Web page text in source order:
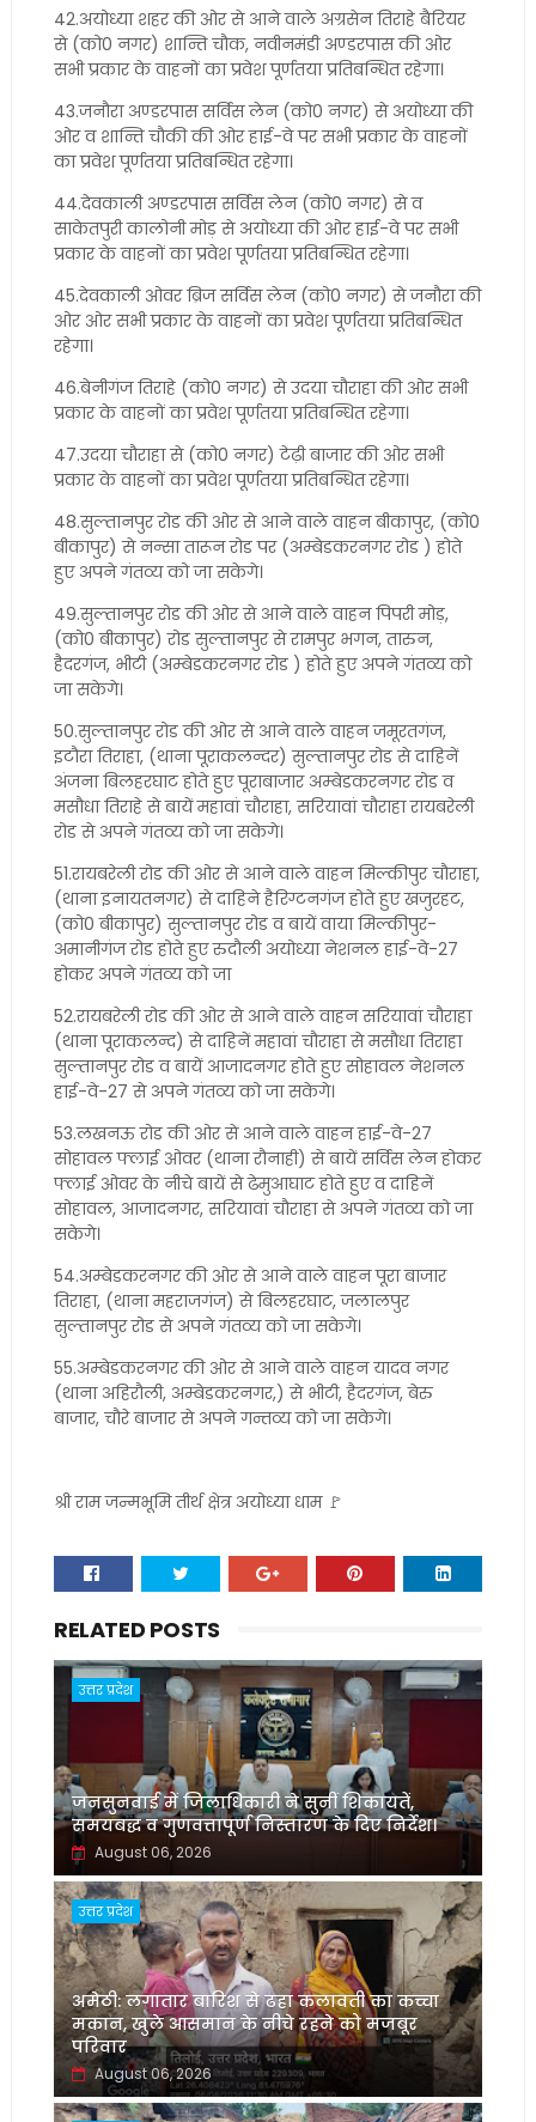
42.अयोध्या शहर की ओर से आने वाले अग्रसेन तिराहे बैरियर
से (को0 नगर) शान्ति चौक, नवीनमंडी अण्डरपास की ओर
सभी प्रकार के वाहनों का प्रवेश पूर्णतया प्रतिबन्धित रहेगा।
43.जनौरा अण्डरपास सर्विस लेन (को0 नगर) से अयोध्या की
ओर व शान्ति चौकी की ओर हाई-वे पर सभी प्रकार के वाहनों
का प्रवेश पूर्णतया प्रतिबन्धित रहेगा।
44.देवकाली अण्डरपास सर्विस लेन (को0 नगर) से व
साकेतपुरी कालोनी मोड़ से अयोध्या की ओर हाई-वे पर सभी
प्रकार के वाहनों का प्रवेश पूर्णतया प्रतिबन्धित रहेगा।
45.देवकाली ओवर ब्रिज सर्विस लेन (को0 नगर) से जनौरा की
ओर ओर सभी प्रकार के वाहनों का प्रवेश पूर्णतया प्रतिबन्धित
रहेगा।
46.बेनीगंज तिराहे (को0 नगर) से उदया चौराहा की ओर सभी
प्रकार के वाहनों का प्रवेश पूर्णतया प्रतिबन्धित रहेगा।
47.उदया चौराहा से (को0 नगर) टेढ़ी बाजार की ओर सभी
प्रकार के वाहनों का प्रवेश पूर्णतया प्रतिबन्धित रहेगा।
48.सुल्तानपुर रोड की ओर से आने वाले वाहन बीकापुर, (को0
बीकापुर) से नन्सा तारून रोड पर (अम्बेडकरनगर रोड ) होते
हुए अपने गंतव्य को जा सकेगे।
49.सुल्तानपुर रोड की ओर से आने वाले वाहन पिपरी मोड़,
(को0 बीकापुर) रोड सुल्तानपुर से रामपुर भगन, तारुन,
हैदरगंज, भीटी (अम्बेडकरनगर रोड ) होते हुए अपने गंतव्य को
जा सकेगे।
50.सुल्तानपुर रोड की ओर से आने वाले वाहन जमूरतगंज,
इटौरा तिराहा, (थाना पूराकलन्दर) सुल्तानपुर रोड से दाहिनें
अंजना बिलहरघाट होते हुए पूराबाजार अम्बेडकरनगर रोड व
मसौधा तिराहे से बायें महावां चौराहा, सरियावां चौराहा रायबरेली
रोड से अपने गंतव्य को जा सकेगे।
51.रायबरेली रोड की ओर से आने वाले वाहन मिल्कीपुर चौराहा,
(थाना इनायतनगर) से दाहिने हैरिग्टनगंज होते हुए खजुरहट,
(को0 बीकापुर) सुल्तानपुर रोड व बायें वाया मिल्कीपुर-
अमानीगंज रोड होते हुए रुदौली अयोध्या नेशनल हाई-वे-27
होकर अपने गंतव्य को जा
52.रायबरेली रोड की ओर से आने वाले वाहन सरियावां चौराहा
(थाना पूराकलन्द) से दाहिनें महावां चौराहा से मसौधा तिराहा
सुल्तानपुर रोड व बायें आजादनगर होते हुए सोहावल नेशनल
हाई-वे-27 से अपने गंतव्य को जा सकेगे।
53.लखनऊ रोड की ओर से आने वाले वाहन हाई-वे-27
सोहावल फ्लाई ओवर (थाना रौनाही) से बायें सर्विस लेन होकर
फ्लाई ओवर के नीचे बायें से ढेमुआघाट होते हुए व दाहिनें
सोहावल, आजादनगर, सरियावां चौराहा से अपने गंतव्य को जा
सकेगे।
54.अम्बेडकरनगर की ओर से आने वाले वाहन पूरा बाजार
तिराहा, (थाना महराजगंज) से बिलहरघाट, जलालपुर
सुल्तानपुर रोड से अपने गंतव्य को जा सकेगे।
55.अम्बेडकरनगर की ओर से आने वाले वाहन यादव नगर
(थाना अहिरौली, अम्बेडकरनगर,) से भीटी, हैदरगंज, बेरु
बाजार, चौरे बाजार से अपने गन्तव्य को जा सकेगे।
श्री राम जन्मभूमि तीर्थ क्षेत्र अयोध्या धाम 🚩
RELATED POSTS
उत्तर प्रदेश
जनसुनवाई में जिलाधिकारी ने सुनीं शिकायतें,
समयबद्ध व गुणवत्तापूर्ण निस्तारण के दिए निर्देश।
August 06, 2026
उत्तर प्रदेश
अमेठी: लगातार बारिश से ढहा कलावती का कच्चा
मकान, खुले आसमान के नीचे रहने को मजबूर
परिवार
August 06, 2026